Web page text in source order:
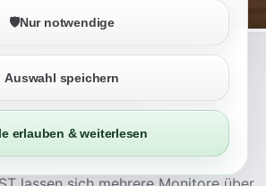
an einem
Anschluss: So
Daisy Chain
🛡️Nur notwendige
Auswahl speichern
erlauben & weiterlesen